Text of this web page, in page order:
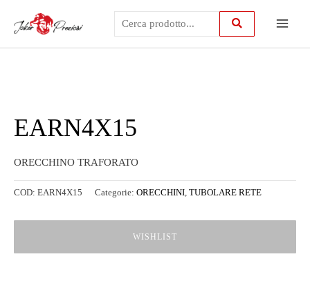
contenuto
EARN4X15
ORECCHINO TRAFORATO
COD: EARN4X15 Categorie: ORECCHINI, TUBOLARE RETE
WISHLIST